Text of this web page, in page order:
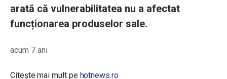
arată că vulnerabilitatea nu a afectat
funcționarea produselor sale.
acum 7 ani
Citește mai mult pe hotnews.ro